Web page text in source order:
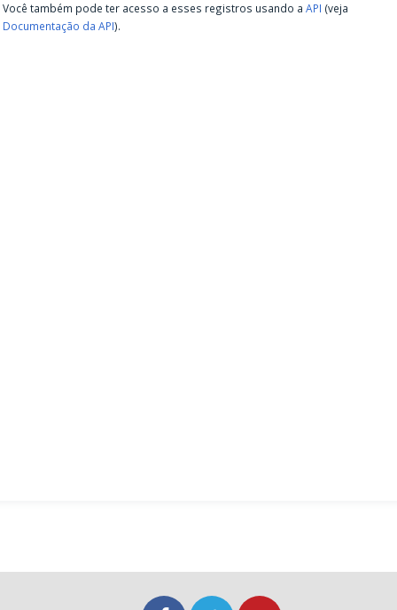
Você também pode ter acesso a esses registros usando a API (veja
Documentação da API).